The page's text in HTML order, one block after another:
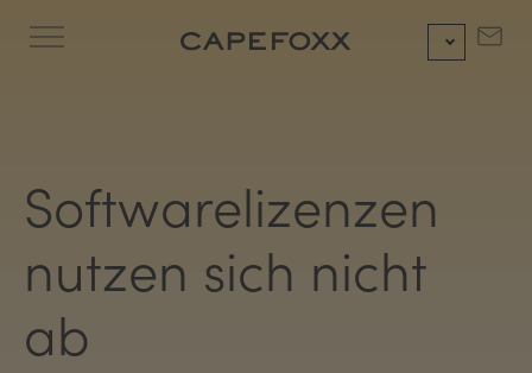
Inhalt
Softwarelizenzen
nutzen sich nicht
ab